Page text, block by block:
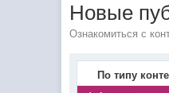
Новые
Ознакомиться с
По типу